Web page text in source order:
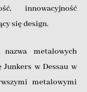
innowacyjność
się design.
metalowych
w Dessau w
metalowymi